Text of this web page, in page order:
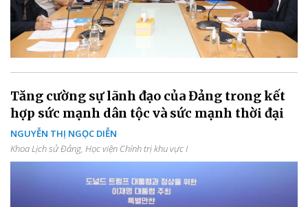
Tăng cường sự lãnh đạo của Đảng trong kết
hợp sức mạnh dân tộc và sức mạnh thời đại
NGUYỄN THỊ NGỌC DIỄN
Khoa Lịch sử Đảng, Học viện Chính trị khu vực I